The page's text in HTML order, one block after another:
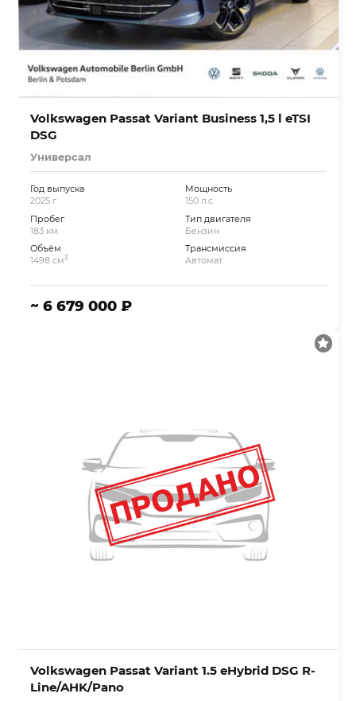
Volkswagen Passat Variant Business 1,5 l eTSI
DSG
Универсал
Год выпуска
2025 г.
Пробег
183 км.
Объём
1498 см3
Мощность
150 л.с.
Тип двигателя
Бензин
Трансмиссия
Автомат
~ 6 679 000 ₽
Volkswagen Passat Variant 1.5 eHybrid DSG R-
Line/AHK/Pano